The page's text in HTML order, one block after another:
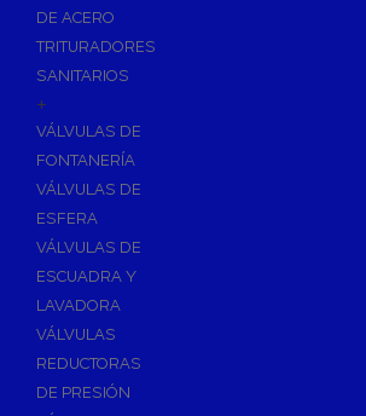
DE ACERO
TRITURADORES
SANITARIOS
+
VÁLVULAS DE
FONTANERÍA
VÁLVULAS DE
ESFERA
VÁLVULAS DE
ESCUADRA Y
LAVADORA
VÁLVULAS
REDUCTORAS
DE PRESIÓN